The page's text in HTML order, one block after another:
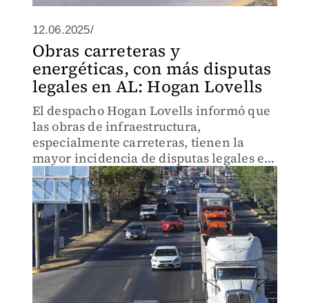
12.06.2025/
Obras carreteras y
energéticas, con más disputas
legales en AL: Hogan Lovells
El despacho Hogan Lovells informó que
las obras de infraestructura,
especialmente carreteras, tienen la
mayor incidencia de disputas legales en
América Latina.